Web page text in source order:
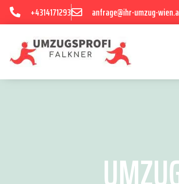
+4314171293 anfrage@ihr-umzug-